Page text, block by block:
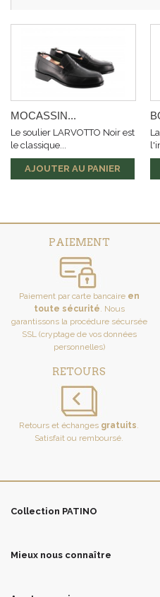
MOCASSIN...
Le soulier LARVOTTO Noir est
le classique...
AJOUTER AU PANIER
PAIEMENT
Paiement par carte bancaire en
toute sécurité . Nous
garantissons la procédure sécursée
SSL (cryptage de vos données
personnelles)
RETOURS
Retours et échanges gratuits
Satisfait ou remboursé.
Collection PATINO
Mieux nous connaître